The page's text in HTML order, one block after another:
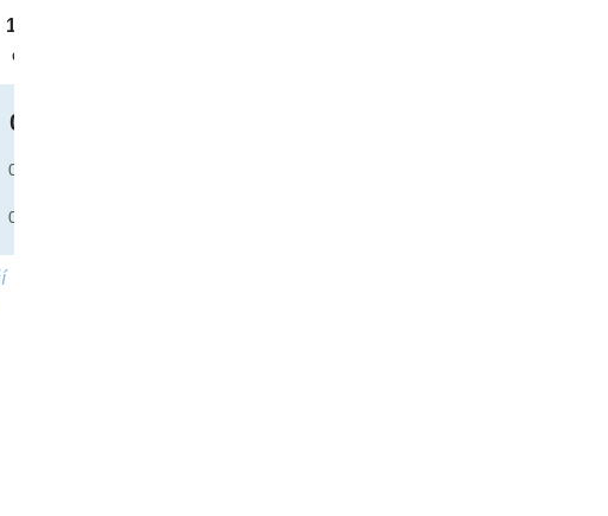
14:00
dnes
0 %
0 mm
0 mm